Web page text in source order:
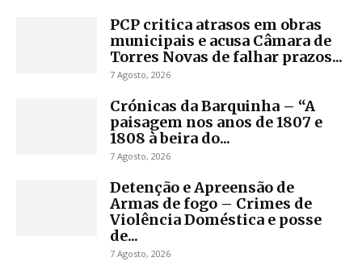
PCP critica atrasos em obras
municipais e acusa Câmara de
Torres Novas de falhar prazos...
7 Agosto, 2026
Crónicas da Barquinha – “A
paisagem nos anos de 1807 e
1808 à beira do...
7 Agosto, 2026
Detenção e Apreensão de
Armas de fogo – Crimes de
Violência Doméstica e posse
de...
7 Agosto, 2026